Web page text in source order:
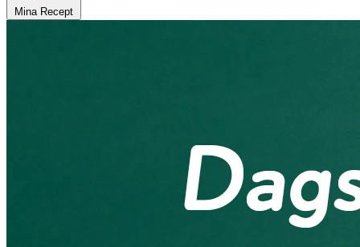
Mina Recept